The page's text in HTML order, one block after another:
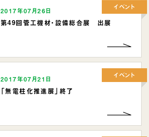
2017年07月26日
第49回管工機材・設備総合展 出展
イベント
2017年07月21日
「無電柱化推進展」終了
イベント